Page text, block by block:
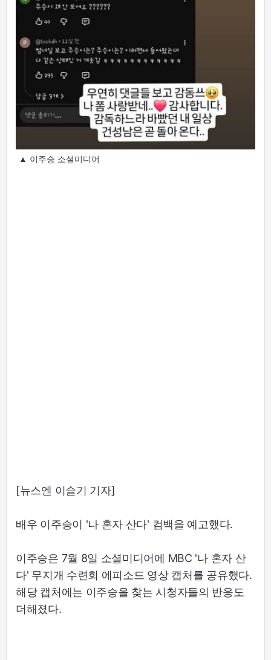
▲ 이주승 소셜미디어
[뉴스엔 이슬기 기자]
배우 이주승이 '나 혼자 산다' 컴백을 예고했다.
이주승은 7월 8일 소셜미디어에 MBC '나 혼자 산
다' 무지개 수련회 에피소드 영상 캡처를 공유했다.
해당 캡처에는 이주승을 찾는 시청자들의 반응도
더해졌다.